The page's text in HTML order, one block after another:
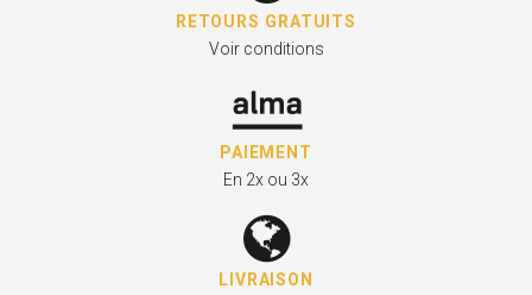
RETOURS GRATUITS
Voir conditions
PAIEMENT
En 2x ou 3x
LIVRAISON